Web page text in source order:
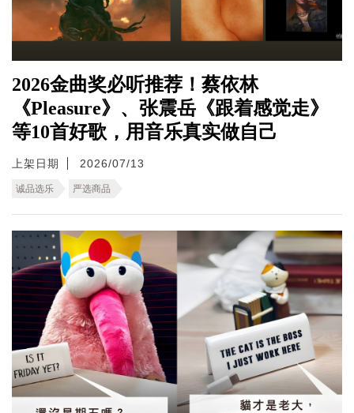
2026金曲奖必听推荐！蔡依林
《Pleasure》、张震岳《跟着感觉走》
等10首好歌，用音乐真实做自己
上架日期 2026/07/13
诚品选乐 严选商品